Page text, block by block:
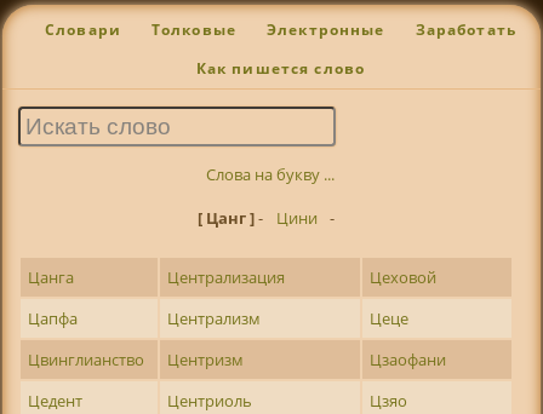
Словари Толковые Электронные Заработать
Как пишется слово
Слова на букву ...
[ Цанг ]- Цини -
Цанга Централизация
Цеховой
Цапфа
Централизм
Цеце
Цвинглианство
Центризм
Цзаофани
Цедент
Центриоль
Цзяо